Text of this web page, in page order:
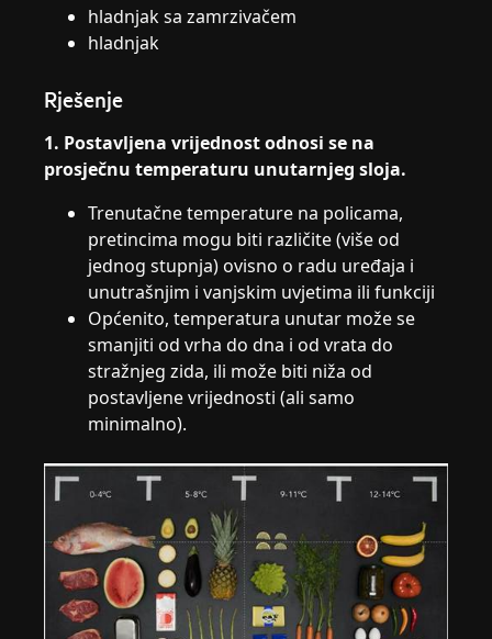
hladnjak sa zamrzivačem
hladnjak
Rješenje
1. Postavljena vrijednost odnosi se na
prosječnu temperaturu unutarnjeg sloja.
Trenutačne temperature na policama,
pretincima mogu biti različite (više od
jednog stupnja) ovisno o radu uređaja i
unutrašnjim i vanjskim uvjetima ili funkciji
Općenito, temperatura unutar može se
smanjiti od vrha do dna i od vrata do
stražnjeg zida, ili može biti niža od
postavljene vrijednosti (ali samo
minimalno).